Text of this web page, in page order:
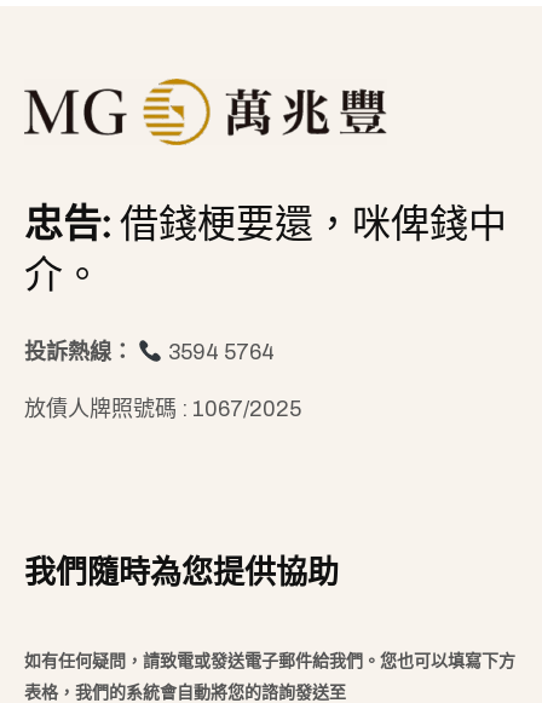
忠告:借錢梗要還，咪俾錢中
介。
投訴熱線： 3594 5764
放債人牌照號碼 : 1067/2025
我們隨時為您提供協助
如有任何疑問，請致電或發送電子郵件給我們。您也可以填寫下方
表格，我們的系統會自動將您的諮詢發送至